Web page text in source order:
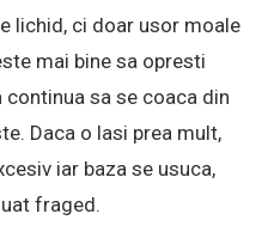
lichid, ci doar usor moale
mai bine sa opresti
sa se coaca din
Daca o lasi prea mult,
iar baza se usuca,
fraged.